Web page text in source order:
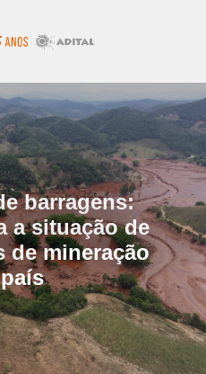
barragens:
a situação de
de mineração